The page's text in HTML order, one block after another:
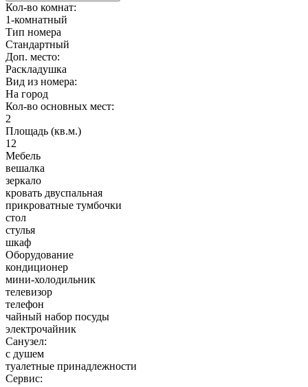
Кол-во комнат:
1-комнатный
Тип номера
Стандартный
Доп. место:
Раскладушка
Вид из номера:
На город
Кол-во основных мест:
2
Площадь (кв.м.)
12
Мебель
вешалка
зеркало
кровать двуспальная
прикроватные тумбочки
стол
стулья
шкаф
Оборудование
кондиционер
мини-холодильник
телевизор
телефон
чайный набор посуды
электрочайник
Санузел:
с душем
туалетные принадлежности
Сервис: